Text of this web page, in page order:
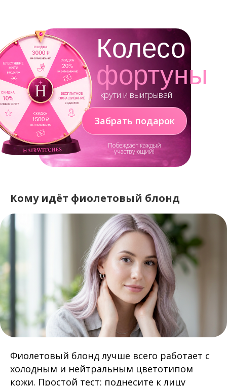
Побеждает каждый
участвующий!
крути и выигрывай
Колесо
фортуны
Забрать подарок
Кому идёт фиолетовый блонд
Фиолетовый блонд лучше всего работает с
холодным и нейтральным цветотипом
кожи. Простой тест: поднесите к лицу